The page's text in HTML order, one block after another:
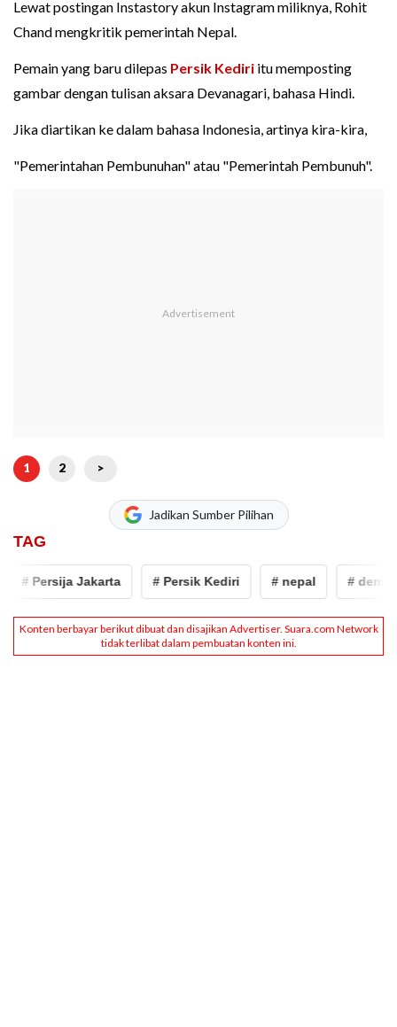
Lewat postingan Instastory akun Instagram miliknya, Rohit
Chand mengkritik pemerintah Nepal.
Pemain yang baru dilepas Persik Kediri itu memposting
gambar dengan tulisan aksara Devanagari, bahasa Hindi.
Jika diartikan ke dalam bahasa Indonesia, artinya kira-kira,
"Pemerintahan Pembunuhan" atau "Pemerintah Pembunuh".
1 2 >
Jadikan Sumber Pilihan
TAG
# Persija Jakarta # Persik Kediri # nepal # demo